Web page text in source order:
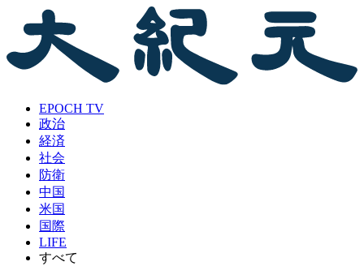
EPOCH TV
政治
経済
社会
防衛
中国
米国
国際
LIFE
すべて